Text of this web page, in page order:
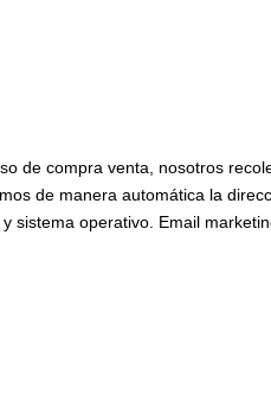
de compra venta, nosotros
de manera automática la
sistema operativo. Email